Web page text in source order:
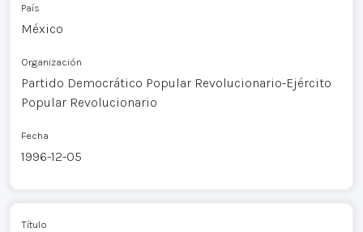
País
México
Organización
Partido Democrático Popular Revolucionario-Ejército
Popular Revolucionario
Fecha
1996-12-05
Título